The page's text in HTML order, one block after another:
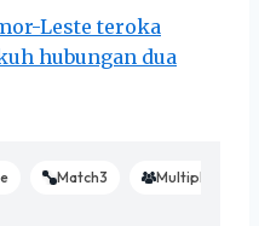
Leste teroka
hubungan dua